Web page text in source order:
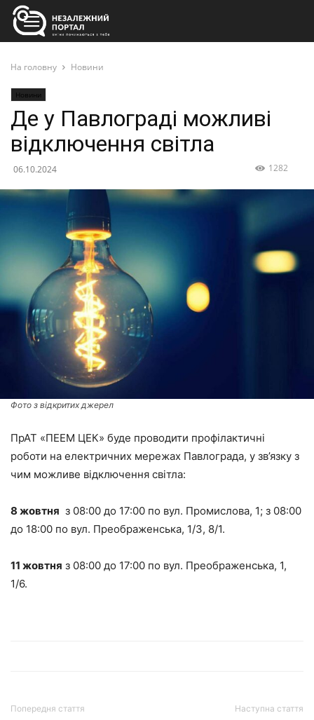
На головну Новини
Новини
Де у Павлограді можливі
відключення світла
06.10.2024 1282
Фото з відкритих джерел
ПрАТ «ПЕЕМ ЦЕК» буде проводити профілактичні
роботи на електричних мережах Пaвлoгpaда, у зв’язку з
чим можливе відключення світла:
8 жовтня з 08:00 до 17:00 по вул. Промислова, 1; з 08:00
до 18:00 по вул. Преображенська, 1/3, 8/1.
11 жовтня з 08:00 до 17:00 по вул. Преображенська, 1,
1/6.
Попередня стаття Наступна стаття